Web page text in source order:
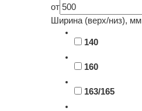
от
Ширина (верх/низ), мм
140
160
163/165